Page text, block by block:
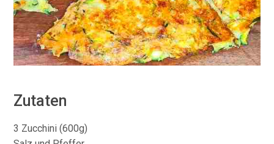
Zutaten
3 Zucchini (600g)